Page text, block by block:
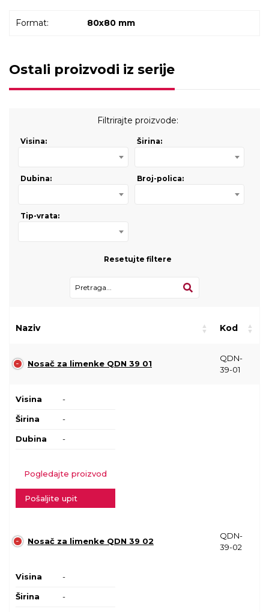
Format: 80x80 mm
Ostali proizvodi iz serije
Filtrirajte proizvode:
Visina: Širina:
Dubina: Broj-polica:
Tip-vrata:
Resetujte filtere
Naziv Kod
Nosač za limenke QDN 39 01
QDN-
39-01
Visina -
Širina -
Dubina -
Pogledajte proizvod
Pošaljite upit
Nosač za limenke QDN 39 02
QDN-
39-02
Visina -
Širina -